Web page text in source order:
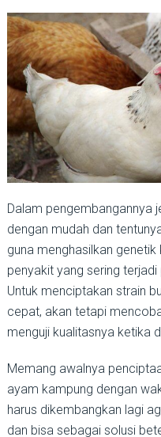
Dalam pengembangannya
dengan mudah dan
guna menghasilkan
penyakit yang sering
Untuk menciptakan strain
cepat, akan tetapi
menguji kualitasnya ketika
Memang awalnya
ayam kampung dengan
harus dikembangkan lagi
dan bisa sebagai solusi